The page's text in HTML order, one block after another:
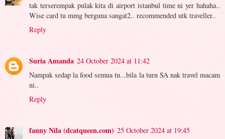
tak terserempak pulak kita di airport istanbul time ni yer hahaha..
Wise card tu mmg berguna sangat2.. recommended utk traveller..
Reply
Suria Amanda 24 October 2024 at 11:42
Nampak sedap la food semua tu...bila la turn SA nak travel macam
ni..
Reply
fanny Nila (dcatqueen.com) 25 October 2024 at 19:45